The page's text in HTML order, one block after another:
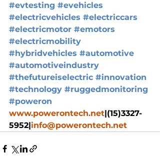
#evtesting #evehicles
#electricvehicles #electriccars
#electricmotor #emotors
#electricmobility
#hybridvehicles #automotive
#automotiveindustry
#thefutureiselectric #innovation
#technology #ruggedmonitoring
#poweron
www.powerontech.net|(15)3327-
5952|info@powerontech.net